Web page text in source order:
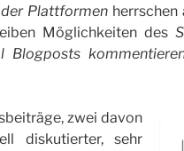
Plattformen herrschen
Möglichkeiten des
Blogposts
zwei davon
diskutierter, sehr